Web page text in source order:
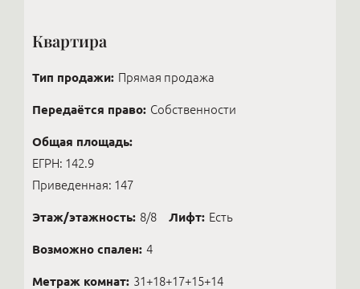
Квартира
Тип продажи: Прямая продажа
Передаётся право: Собственности
Общая площадь:
ЕГРН: 142.9
Приведенная: 147
Этаж/этажность: 8/8 Лифт: Есть
Возможно спален: 4
Метраж комнат: 31+18+17+15+14